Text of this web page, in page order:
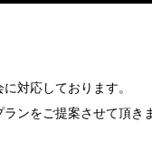
対応しております。
ランをご提案させて頂き